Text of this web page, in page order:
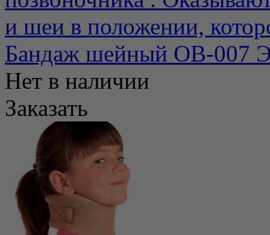
и шеи в положении,
Бандаж шейный ОВ-007
Нет в наличии
Заказать